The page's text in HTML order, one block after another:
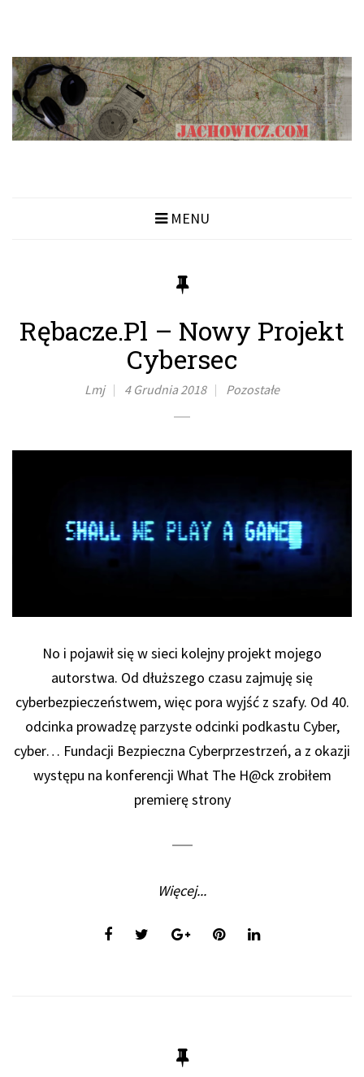
MENU
Rębacze.pl – Nowy Projekt
Cybersec
Lmj 4 Grudnia 2018 Pozostałe
No i pojawił się w sieci kolejny projekt mojego
autorstwa. Od dłuższego czasu zajmuję się
cyberbezpieczeństwem, więc pora wyjść z szafy. Od 40.
odcinka prowadzę parzyste odcinki podkastu Cyber,
cyber… Fundacji Bezpieczna Cyberprzestrzeń, a z okazji
występu na konferencji What The H@ck zrobiłem
premierę strony
Więcej...